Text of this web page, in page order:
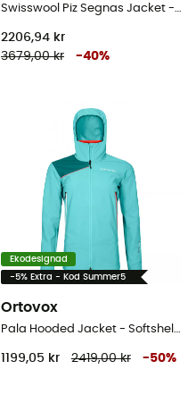
Swisswool Piz Segnas Jacket - Merinojacka - Dam
2206,94 kr
3679,00 kr
-40%
Ekodesignad
-5% Extra - Kod Summer5
Ortovox
Pala Hooded Jacket - Softshelljacka - Dam
1199,05 kr 2419,00 kr -50%